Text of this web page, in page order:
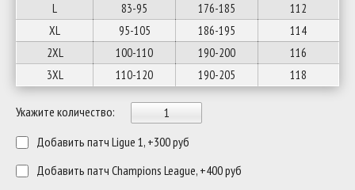
L
83-95 176-185
112
XL
95-105 186-195
114
2XL
100-110 190-200
116
3XL
110-120 190-205 118
Укажите количество:
Добавить патч Ligue 1, +300 руб
Добавить патч Champions League, +400 руб